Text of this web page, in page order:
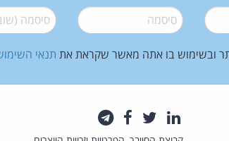
סיסמה* סיסמה (שוב)*
ובשימוש בו אתה מאשר שקראת את תנאי
לינקדאין
טוויטרפייסבוק